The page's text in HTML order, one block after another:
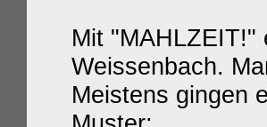
Mit "MAHLZEIT!"
Weissenbach.
Meistens gingen